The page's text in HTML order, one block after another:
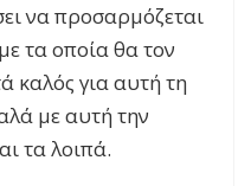
να προσαρμόζεται
τα οποία θα τον
καλός για αυτή τη
με αυτή την
τα λοιπά.